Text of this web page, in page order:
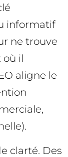
informatif
ne trouve
où il
aligne le
clarté. Des